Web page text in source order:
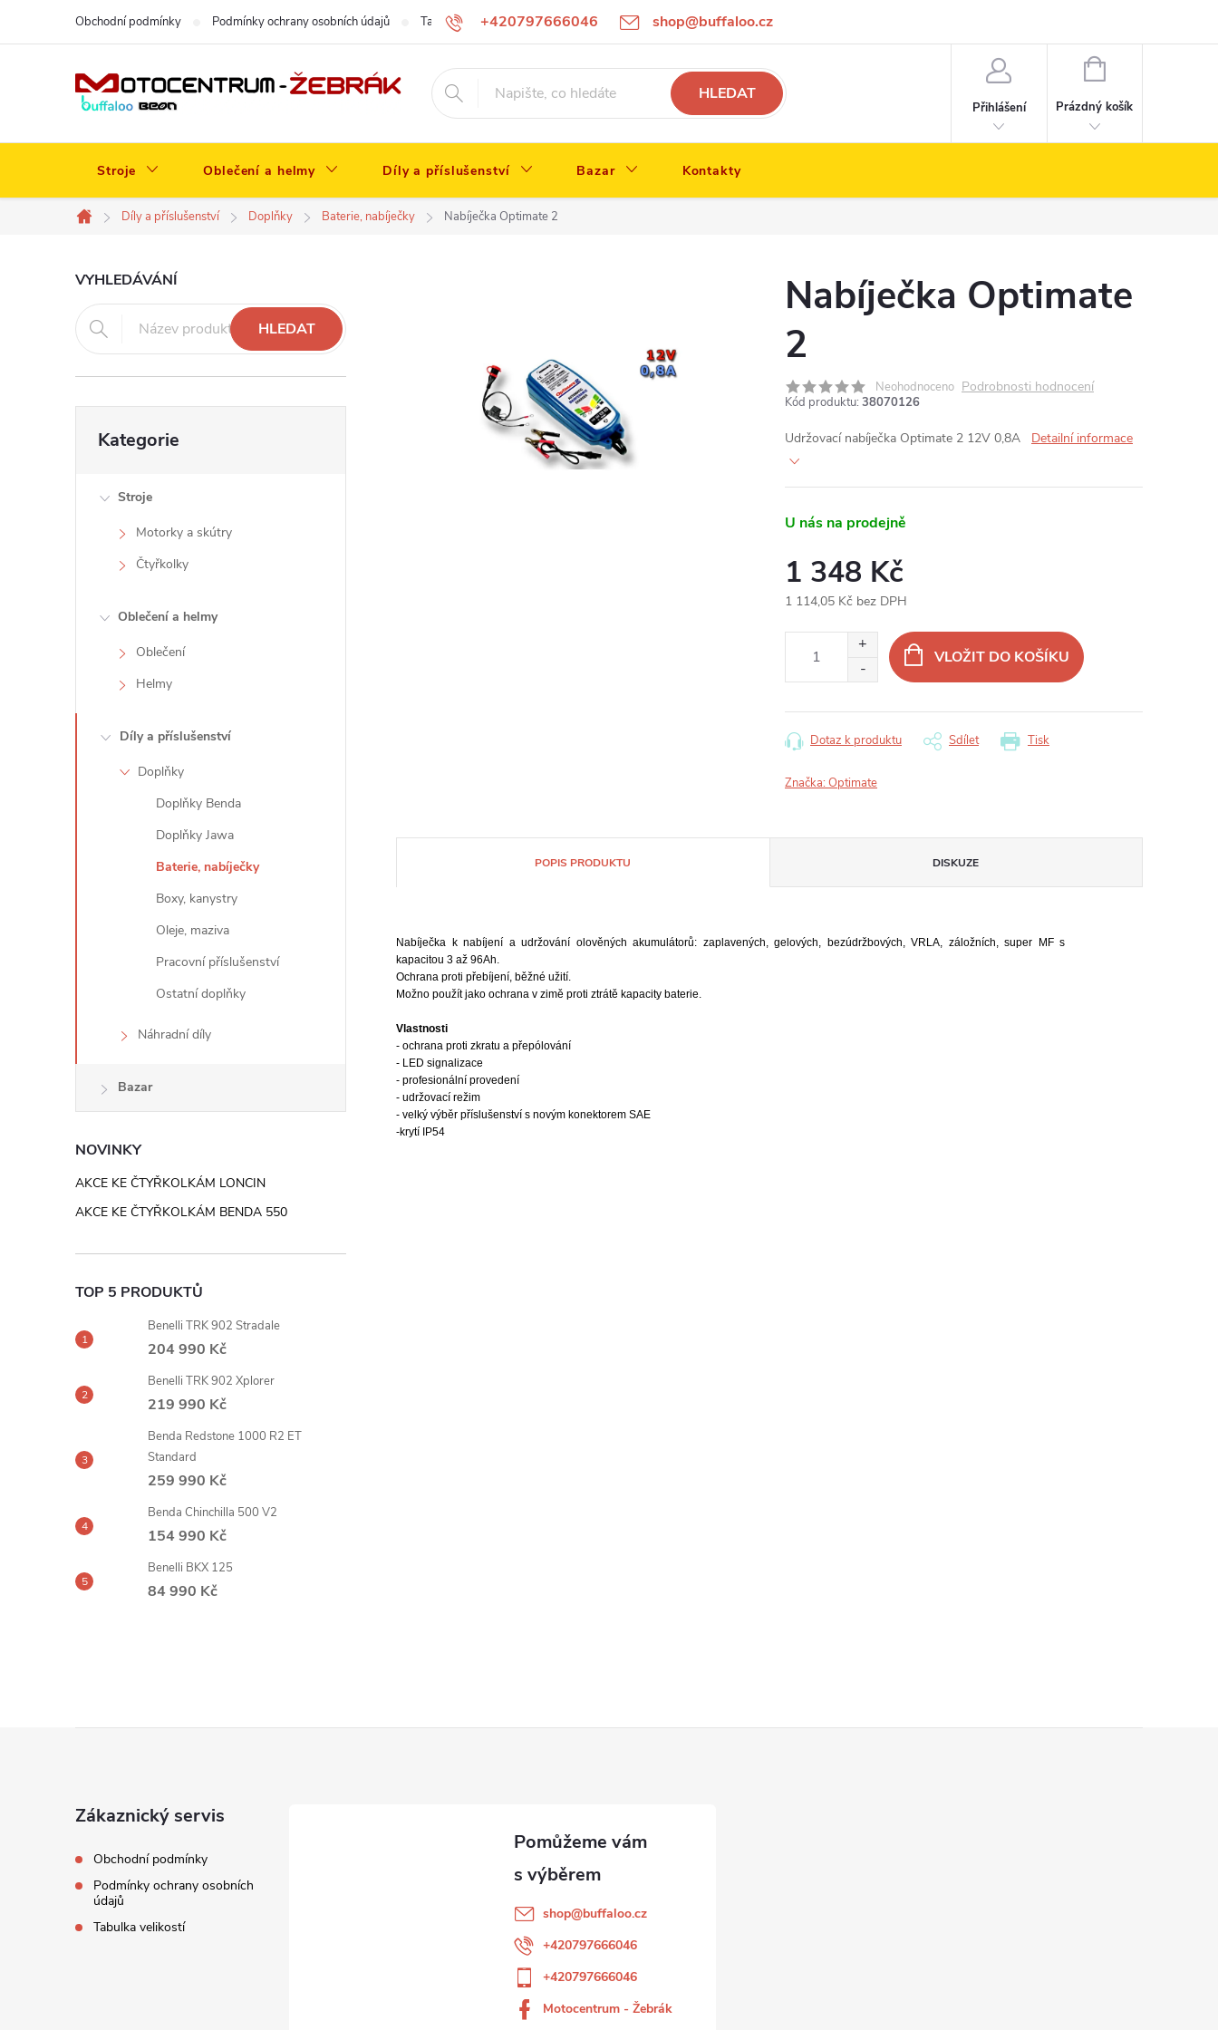
+420797666046 shop@buffaloo.cz
Obchodní podmínky Podmínky ochrany osobních údajů Tabulka velikostí
HLEDAT
Přihlášení
NÁKUPNÍ
Prázdný košík
Stroje Oblečení a helmy Díly a příslušenství Bazar Kontakty
Domů
Díly a příslušenství Doplňky Baterie, nabíječky Nabíječka Optimate 2
P
o
s
p
VYHLEDÁVÁNÍ
HLEDAT
kategorie
Kategorie
Stroje
Motorky a skútry
Čtyřkolky
Oblečení a helmy
Oblečení
Helmy
Díly a příslušenství
Doplňky
Doplňky Benda
Doplňky Jawa
Baterie, nabíječky
Boxy, kanystry
Oleje, maziva
Pracovní příslušenství
Ostatní doplňky
Náhradní díly
Bazar
NOVINKY
AKCE KE ČTYŘKOLKÁM LONCIN
AKCE KE ČTYŘKOLKÁM BENDA 550
TOP 5 PRODUKTŮ
Benelli TRK 902 Stradale
204 990 Kč
Benelli TRK 902 Xplorer
219 990 Kč
Benda Redstone 1000 R2 ET
Standard
259 990 Kč
Benda Chinchilla 500 V2
154 990 Kč
Benelli BKX 125
84 990 Kč
Nabíječka Optimate
2
Neohodnoceno Podrobnosti hodnocení
Kód produktu: 38070126
Udržovací nabíječka Optimate 2 12V 0,8A Detailní informace
U nás na prodejně
1 348 Kč
1 114,05 Kč bez DPH
VLOŽIT DO KOŠÍKU
Tisk
Dotaz k produktu Sdílet
Značka:Optimate
POPIS PRODUKTU DISKUZE
Nabíječka k nabíjení a udržování olověných akumulátorů: zaplavených, gelových, bezúdržbových, VRLA, záložních, super MF s
kapacitou 3 až 96Ah.
Ochrana proti přebíjení, běžné užití.
Možno použít jako ochrana v zimě proti ztrátě kapacity baterie.
Vlastnosti
- ochrana proti zkratu a přepólování
- LED signalizace
- profesionální provedení
- udržovací režim
- velký výběr příslušenství s novým konektorem SAE
-krytí IP54
Zákaznický servis
Obchodní podmínky
Podmínky ochrany osobních
údajů
Tabulka velikostí
shop@buffaloo.cz
+420797666046
+420797666046
Motocentrum - Žebrák